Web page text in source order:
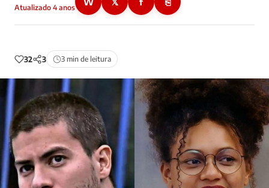
Atualizado 4 anos
32 3 3 min de leitura